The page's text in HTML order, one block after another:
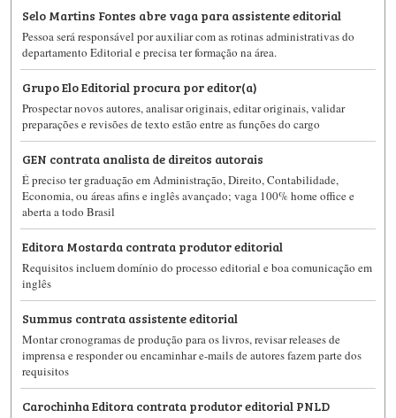
Selo Martins Fontes abre vaga para assistente editorial
Pessoa será responsável por auxiliar com as rotinas administrativas do
departamento Editorial e precisa ter formação na área.
Grupo Elo Editorial procura por editor(a)
Prospectar novos autores, analisar originais, editar originais, validar
preparações e revisões de texto estão entre as funções do cargo
GEN contrata analista de direitos autorais
É preciso ter graduação em Administração, Direito, Contabilidade,
Economia, ou áreas afins e inglês avançado; vaga 100% home office e
aberta a todo Brasil
Editora Mostarda contrata produtor editorial
Requisitos incluem domínio do processo editorial e boa comunicação em
inglês
Summus contrata assistente editorial
Montar cronogramas de produção para os livros, revisar releases de
imprensa e responder ou encaminhar e-mails de autores fazem parte dos
requisitos
Carochinha Editora contrata produtor editorial PNLD